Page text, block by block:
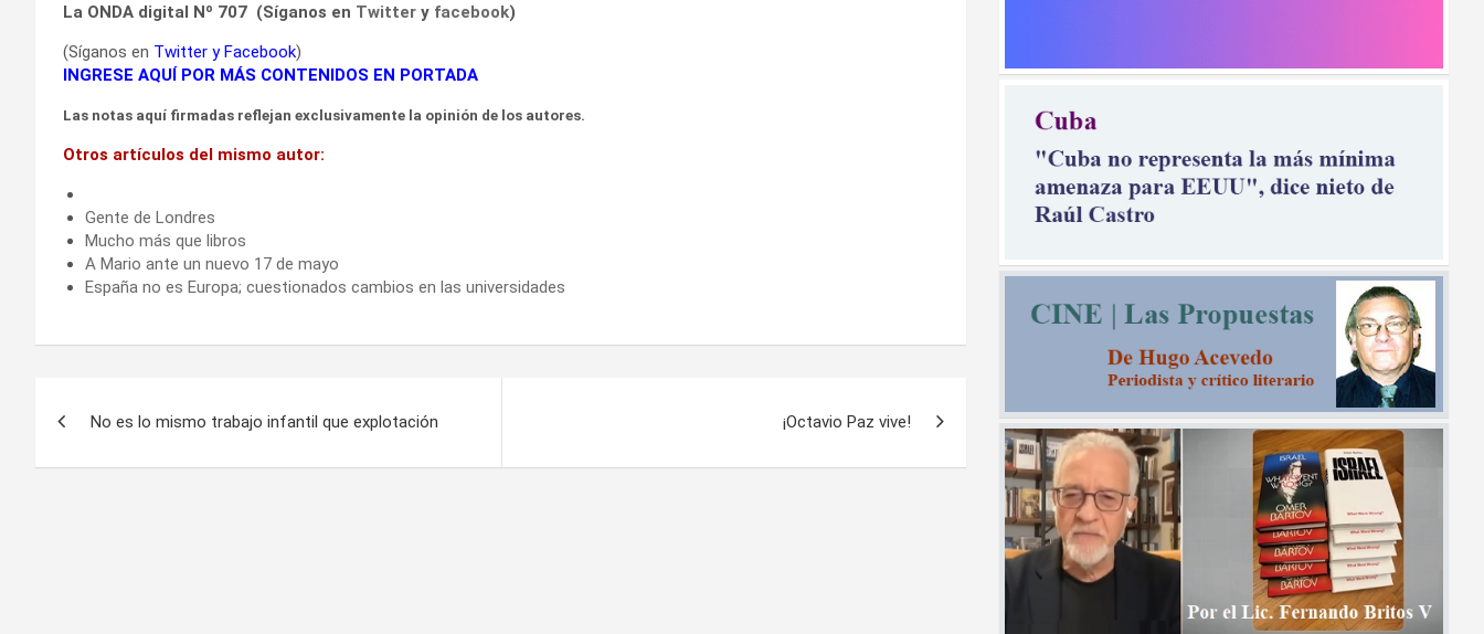
La ONDA digital Nº 707 (Síganos en Twitter y facebook)
(Síganos en Twitter yFacebook)
INGRESE AQUÍ POR MÁS CONTENIDOS EN PORTADA
Las notas aquí firmadas reflejan exclusivamente la opinión de los autores.
Otros artículos del mismo autor:
Gente de Londres
Mucho más que libros
A Mario ante un nuevo 17 de mayo
España no es Europa; cuestionados cambios en las universidades
No es lo mismo trabajo infantil que explotación ¡Octavio Paz vive!